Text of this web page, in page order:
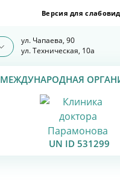
ул. Чапаева, 90
ул. Техническая, 10а
МЕЖДУНАРОДНАЯ
UN ID 531299